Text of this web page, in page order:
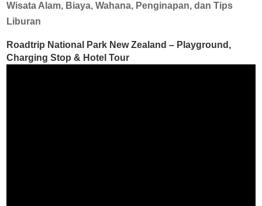
Wisata Alam, Biaya, Wahana, Penginapan, dan Tips
Liburan
Roadtrip National Park New Zealand – Playground,
Charging Stop & Hotel Tour